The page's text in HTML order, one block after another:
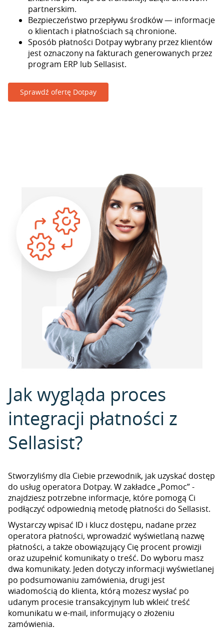
partnerskim.
Bezpieczeństwo przepływu środków — informacje
o klientach i płatnościach są chronione.
Sposób płatności Dotpay wybrany przez klientów
jest oznaczony na fakturach generowanych przez
program ERP lub Sellasist.
Sprawdź ofertę Dotpay
Jak wygląda proces
integracji płatności z
Sellasist?
Stworzyliśmy dla Ciebie przewodnik, jak uzyskać dostęp
do usług operatora Dotpay. W zakładce „Pomoc” -
znajdziesz potrzebne informacje, które pomogą Ci
podłączyć odpowiednią metodę płatności do Sellasist.
Wystarczy wpisać ID i klucz dostępu, nadane przez
operatora płatności, wprowadzić wyświetlaną nazwę
płatności, a także obowiązujący Cię procent prowizji
oraz uzupełnić komunikaty o treść. Do wyboru masz
dwa komunikaty. Jeden dotyczy informacji wyświetlanej
po podsumowaniu zamówienia, drugi jest
wiadomością do klienta, którą możesz wysłać po
udanym procesie transakcyjnym lub wkleić treść
komunikatu w e-mail, informujący o złożeniu
zamówienia.